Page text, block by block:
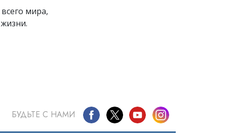
мира,
БУДЬТЕ С НАМИ